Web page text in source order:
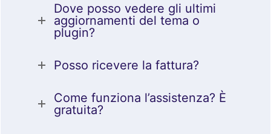
Dove posso vedere gli ultimi
aggiornamenti del tema o
plugin?
Posso ricevere la fattura?
Come funziona l’assistenza? È
gratuita?